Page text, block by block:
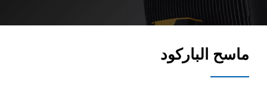
بأكمله في البقاء في طليعة تكنولوجيا التعرف التلقائي ونقاط البيع.
ماسح الباركود